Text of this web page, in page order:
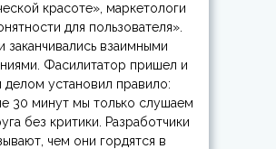
красоте», маркетологи
для пользователя».
заканчивались взаимными
Фасилитатор пришел и
делом установил правило:
30 минут мы только слушаем
без критики. Разработчики
чем они гордятся в